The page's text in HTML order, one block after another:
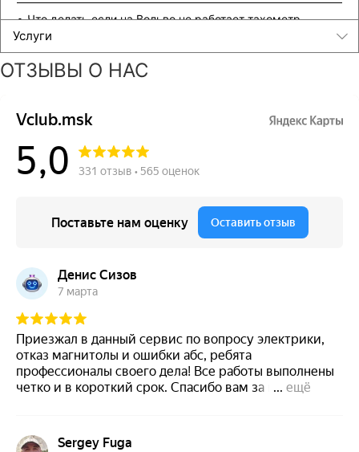
Что делать если на Вольво не работает тахометр
Что делать если на Вольво не работает уровень топлива
Что делать если на Вольво не работает панель приборов
спидометра
подогревателем кислородного датчика или лямбда зонда
Что делать если на Вольво селектор АКПП требует
Установка сидений с вентиляцией на Volvo
Установка системы бесключевого доступа на Вольво
Установка камеры заднего вида на Вольво
Все что нужно знать про регламент ТО Вольво
5 простых правил по замене масла в двигателе Вольво
Когда пора менять ремень ГРМ на Вольво
Прошивка блока DEM (управление Haldex) автомобиля
Volvo
Услуги
ОТЗЫВЫ О НАС